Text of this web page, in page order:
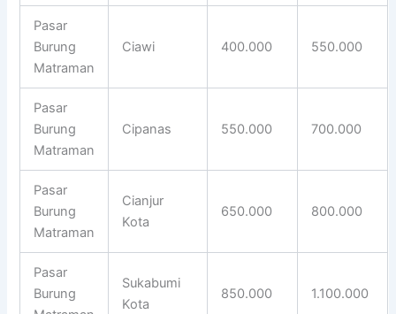
Pasar
Burung
Matraman
Ciawi 400.000 550.000
Pasar
Burung
Matraman
Cipanas 550.000 700.000
Pasar
Burung
Matraman
Cianjur
Kota
650.000 800.000
Pasar
Burung
Sukabumi
Kota
850.000 1.100.000